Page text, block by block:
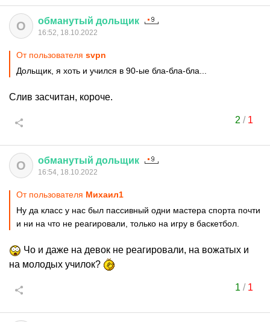
О обманутый дольщик
16:52, 18.10.2022
От пользователя svpn
Дольщик, я хоть и учился в 90-ые бла-бла-бла...
Слив засчитан, короче.
2 / 1
О обманутый дольщик
16:54, 18.10.2022
От пользователя Михаил1
Ну да класс у нас был пассивный одни мастера спорта почти
и ни на что не реагировали, только на игру в баскетбол.
Чо и даже на девок не реагировали, на вожатых и
на молодых училок?
1 / 1